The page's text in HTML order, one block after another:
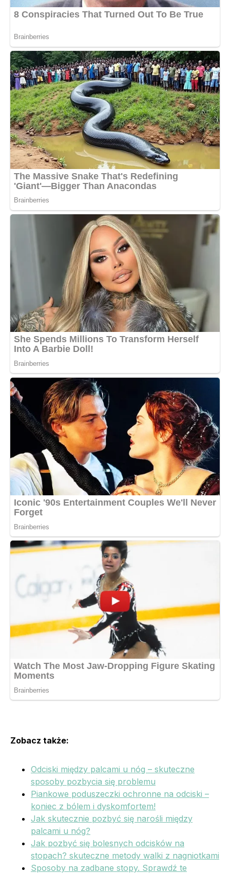
Zobacz także:
Odciski między palcami u nóg – skuteczne
sposoby pozbycia się problemu
Piankowe poduszeczki ochronne na odciski –
koniec z bólem i dyskomfortem!
Jak skutecznie pozbyć się narośli między
palcami u nóg?
Jak pozbyć się bolesnych odcisków na
stopach? skuteczne metody walki z nagniotkami
Sposoby na zadbane stopy. Sprawdź te